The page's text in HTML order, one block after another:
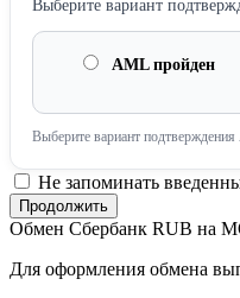
Выберите вариант
AML пройден
Выберите вариант
Не запоминать
Обмен Сбербанк RUB на
Для оформления обмена